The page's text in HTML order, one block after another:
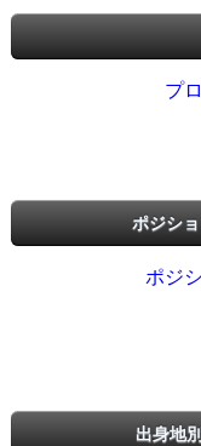
プ
ポジシ
ポジ
出身地